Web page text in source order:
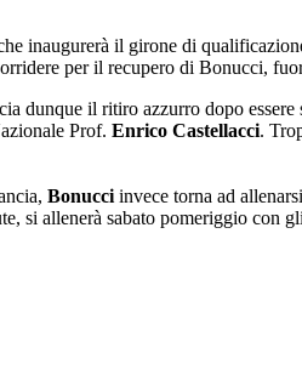
inaugurerà il girone di
per il recupero di Bonucci,
dunque il ritiro azzurro dopo
Prof. Enrico Castellacci.
Bonucci invece torna ad
si allenerà sabato pomeriggio con gli